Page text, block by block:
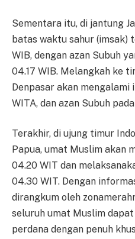
Sementara itu, di jantung
batas waktu sahur
WIB, dengan azan Subuh
04.17 WIB. Melangkah ke
Denpasar akan mengalami
WITA, dan azan Subuh
Terakhir, di ujung timur
Papua, umat Muslim akan
04.20 WIT dan
04.30 WIT. Dengan
dirangkum oleh
seluruh umat Muslim
perdana dengan penuh